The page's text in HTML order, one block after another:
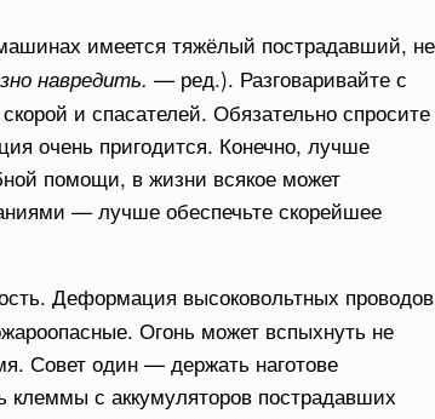
имеется тяжёлый пострадавший, не
навредить. — ред.). Разговаривайте с
и спасателей. Обязательно спросите
очень пригодится. Конечно, лучше
помощи, в жизни всякое может
— лучше обеспечьте скорейшее
Деформация высоковольтных
Огонь может вспыхнуть не
Совет один — держать наготове
клеммы с аккумуляторов пострадавших